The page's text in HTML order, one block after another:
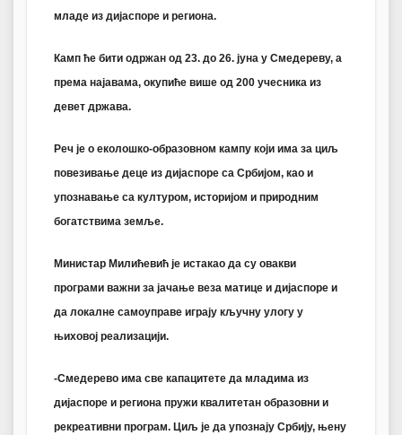
младе из дијаспоре и региона.
Камп ће бити одржан од 23. до 26. јуна у Смедереву, а
према најавама, окупиће више од 200 учесника из
девет држава.
Реч је о еколошко-образовном кампу који има за циљ
повезивање деце из дијаспоре са Србијом, као и
упознавање са културом, историјом и природним
богатствима земље.
Министар Милићевић је истакао да су овакви
програми важни за јачање веза матице и дијаспоре и
да локалне самоуправе играју кључну улогу у
њиховој реализацији.
-Смедерево има све капацитете да младима из
дијаспоре и региона пружи квалитетан образовни и
рекреативни програм. Циљ је да упознају Србију, њену